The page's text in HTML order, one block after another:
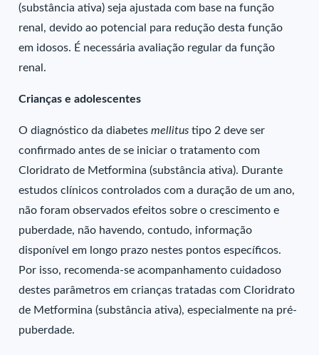
(substância ativa) seja ajustada com base na função
renal, devido ao potencial para redução desta função
em idosos. É necessária avaliação regular da função
renal.
Crianças e adolescentes
O diagnóstico da diabetesmellitustipo 2 deve ser
confirmado antes de se iniciar o tratamento com
Cloridrato de Metformina (substância ativa). Durante
estudos clínicos controlados com a duração de um ano,
não foram observados efeitos sobre o crescimento e
puberdade, não havendo, contudo, informação
disponível em longo prazo nestes pontos específicos.
Por isso, recomenda-se acompanhamento cuidadoso
destes parâmetros em crianças tratadas com Cloridrato
de Metformina (substância ativa), especialmente na pré-
puberdade.